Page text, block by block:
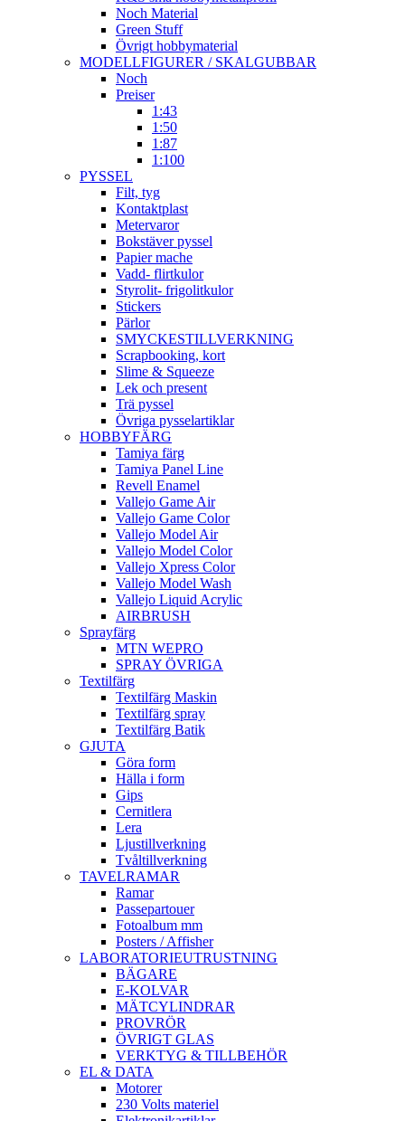
Noch Material
Green Stuff
Övrigt hobbymaterial
MODELLFIGURER / SKALGUBBAR
Noch
Preiser
1:43
1:50
1:87
1:100
PYSSEL
Filt, tyg
Kontaktplast
Metervaror
Bokstäver pyssel
Papier mache
Vadd- flirtkulor
Styrolit- frigolitkulor
Stickers
Pärlor
SMYCKESTILLVERKNING
Scrapbooking, kort
Slime & Squeeze
Lek och present
Trä pyssel
Övriga pysselartiklar
HOBBYFÄRG
Tamiya färg
Tamiya Panel Line
Revell Enamel
Vallejo Game Air
Vallejo Game Color
Vallejo Model Air
Vallejo Model Color
Vallejo Xpress Color
Vallejo Model Wash
Vallejo Liquid Acrylic
AIRBRUSH
Sprayfärg
MTN WEPRO
SPRAY ÖVRIGA
Textilfärg
Textilfärg Maskin
Textilfärg spray
Textilfärg Batik
GJUTA
Göra form
Hälla i form
Gips
Cernitlera
Lera
Ljustillverkning
Tvåltillverkning
TAVELRAMAR
Ramar
Passepartouer
Fotoalbum mm
Posters / Affisher
LABORATORIEUTRUSTNING
BÄGARE
E-KOLVAR
MÄTCYLINDRAR
PROVRÖR
ÖVRIGT GLAS
VERKTYG & TILLBEHÖR
EL & DATA
Motorer
230 Volts materiel